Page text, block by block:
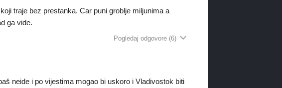
traje bez prestanka. Car puni groblje miljunima a
ga vide.
Pogledaj odgovore (6)
neide i po vijestima mogao bi uskoro i Vladivostok biti